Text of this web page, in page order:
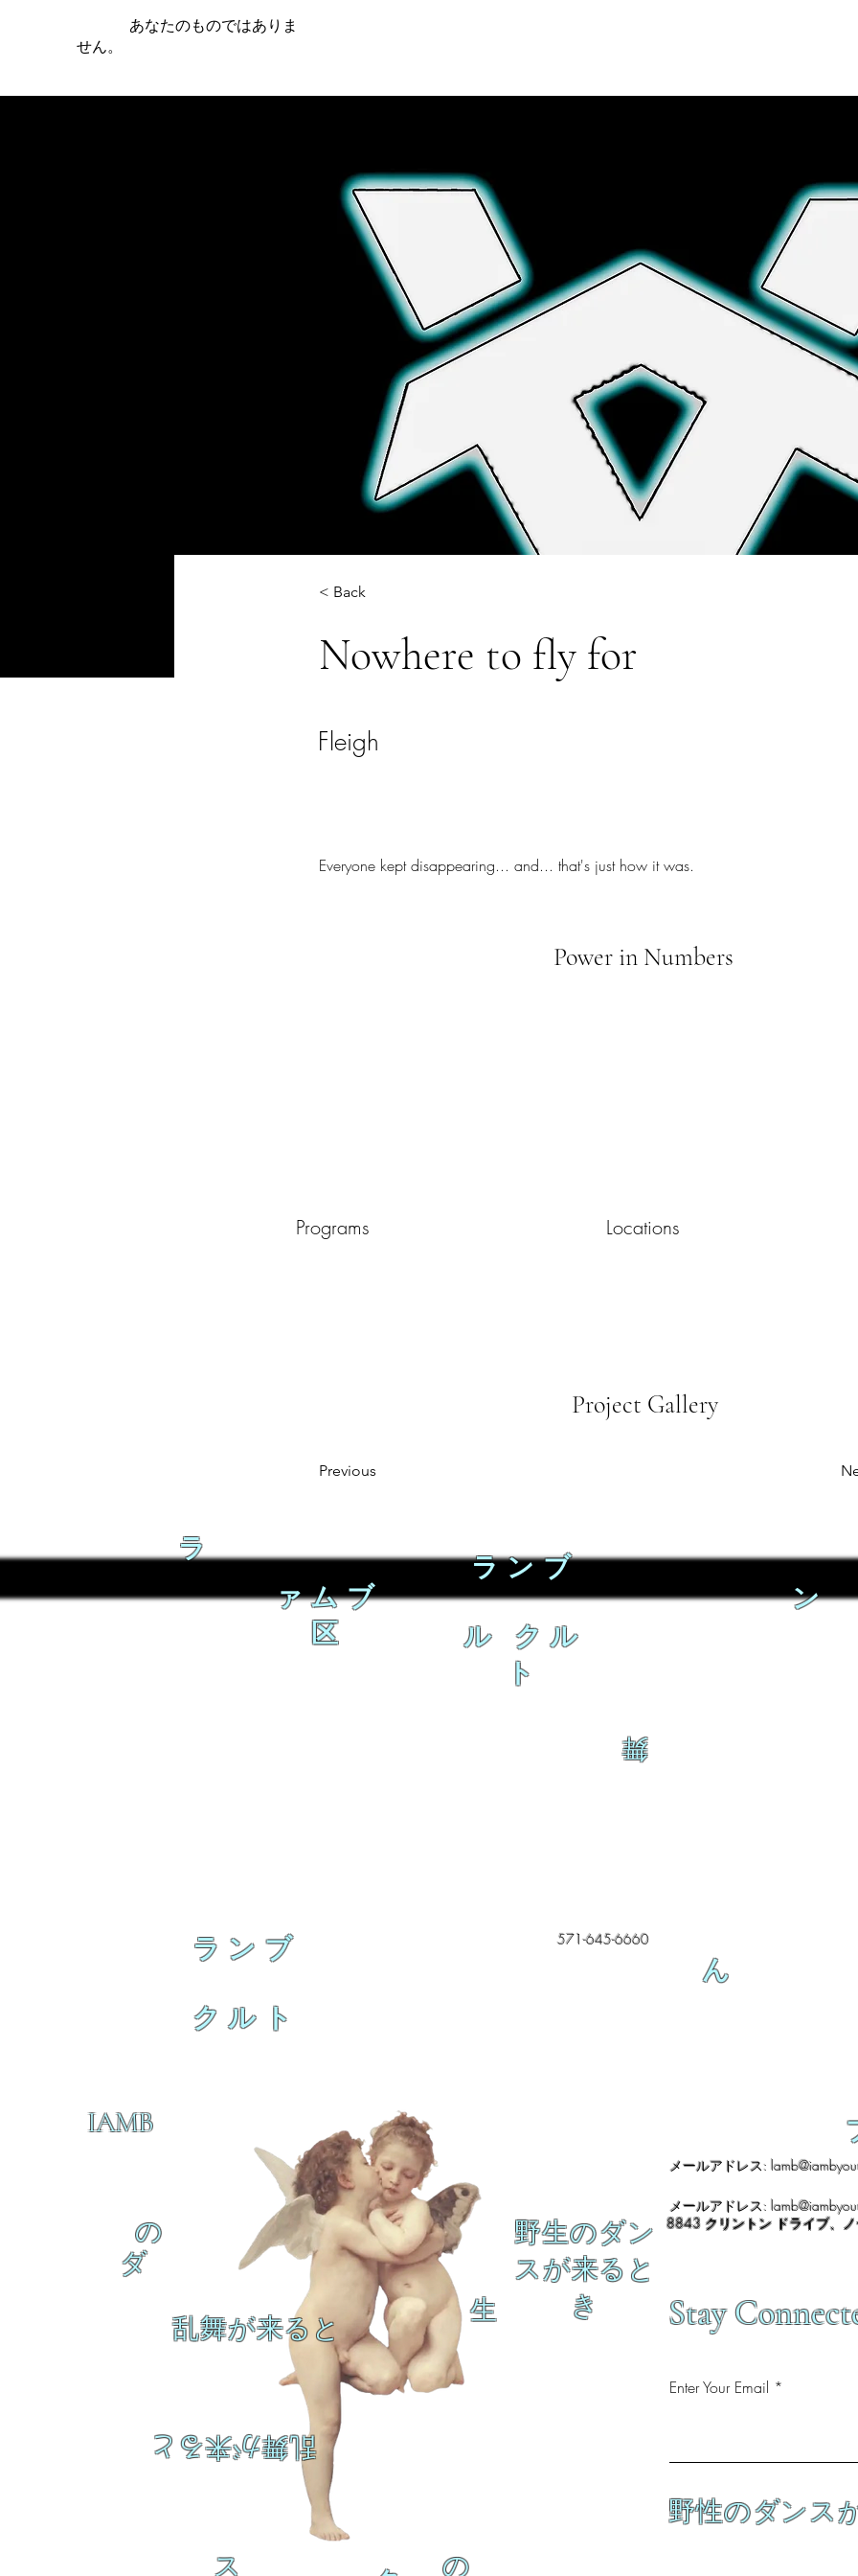
あなたのものではありま
せん。
< Back
Nowhere to fly for
Fleigh
Everyone kept disappearing... and... that's just how it was.
Power in Numbers
Programs Locations
Project Gallery
Previous
ラ
ァムブ
区
ランブ
ル クル
ト
舞
ン
IAMB
乱舞が来ると
乱舞が来ると
生
の
ダ
ス の
メールアドレス:
メールアドレス:
野生のダン
スが来ると
き
8843 クリントン ドライブ、
Stay
Enter Your Email
野性のダンス
ランブ
クルト
ん
571-645-6660